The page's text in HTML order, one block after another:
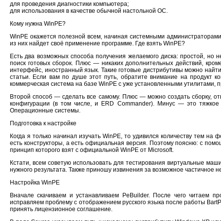
для проведения диагностики компьютера;
для использования в качестве обычной настольной ОС.
Кому нужна WinPE?
WinPE окажется полезной всем, начиная системными
из них найдет своё применение программе. Где взять WinPE?
Есть два возможных способа получения желаемого диска: простой,
поиск готовых сборок. Плюс — никаких дополнительных действий,
интерфейс, иностранный язык. Такие готовые дистрибутивы можно
статьи. Если вам по душе этот путь, обратите внимание на продукт
коммерческая система на базе WinPE с уже установленными
Второй способ — сделать все самому. Плюс — можно создать сборку,
конфигурации (в том числе, и ERD Commander). Минус — это
Операционные cистемы.
Подготовка к настройке
Когда я только начинал изучать WinPE, то удивился количеству тем
есть конструкторы, а есть официальная версия. Поэтому поясню: с
принцип которого взят с официальной WinPE от Microsoft.
Кстати, всем советую использовать для тестирования виртуальные
нужного результата. Также приношу извинения за возможное
Настройка WinPE
Вначале скачиваем и устанавливаем PeBuilder. После чего
исправляем проблему с отображением русского языка после работы
принять лицензионное соглашение.